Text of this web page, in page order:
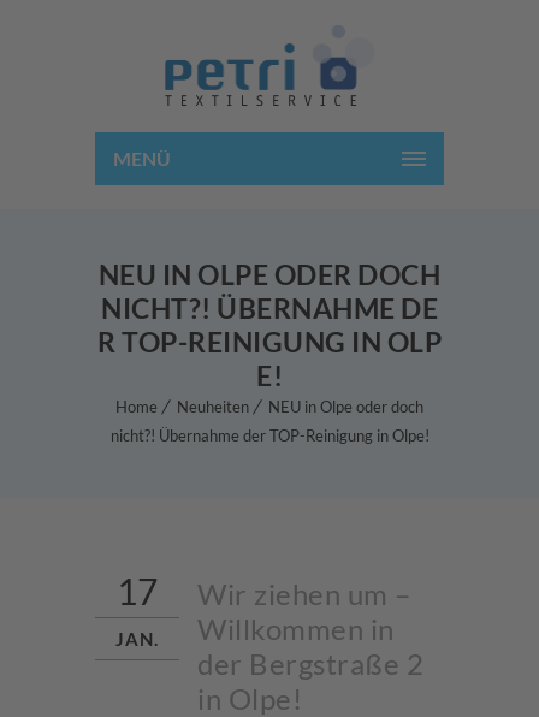
MENÜ
NEU IN OLPE ODER DOCH
NICHT?! ÜBERNAHME DE
R TOP-REINIGUNG IN OLP
E!
Home Neuheiten
NEU in Olpe oder doch
nicht?! Übernahme der TOP-Reinigung in Olpe!
17
JAN.
Wir ziehen um –
Willkommen in
der Bergstraße 2
in Olpe!